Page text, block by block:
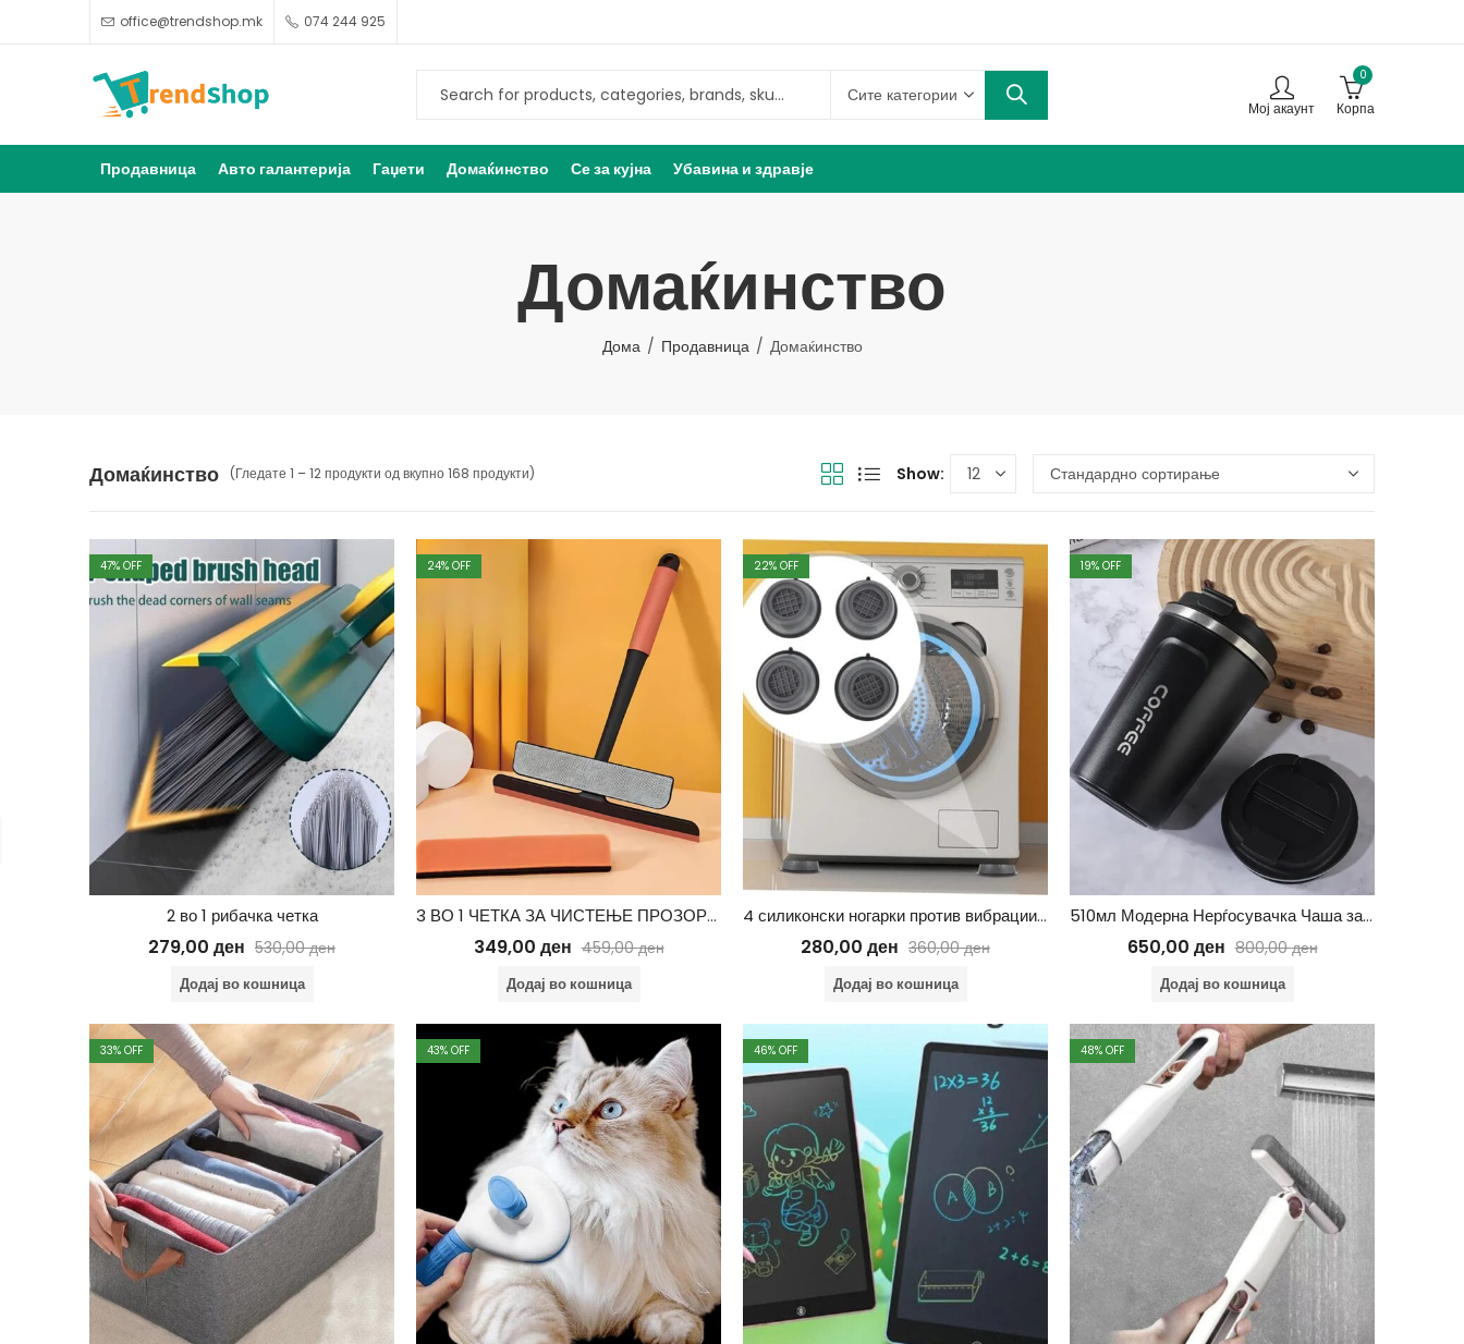
office@trendshop.mk 074 244 925
Мој акаунт
0
Корпа
Продавница Авто галантерија Гаџети Домаќинство Се за кујна Убавина и здравје
Домаќинство
Дома Продавница Домаќинство
Домаќинство (Гледате 1 – 12 продукти од вкупно 168 продукти) Show:
47% OFF
2 во 1 рибачка четка
279,00 ден 530,00ден
Додај во кошница
24% OFF
3 ВО 1 ЧЕТКА ЗА ЧИСТЕЊЕ ПРОЗОРЦИ СО СУНЃЕР И ДОДАТОК ЗА ЧИСТЕЊЕ КОМАРНИЦИ
349,00 ден 459,00ден
Додај во кошница
22% OFF
4 силиконски ногарки против вибрации на машина
280,00 ден 360,00ден
Додај во кошница
19% OFF
510мл Модерна Нерѓосувачка Чаша за Кафе
650,00 ден 800,00ден
Додај во кошница
33% OFF 43% OFF 46% OFF 48% OFF